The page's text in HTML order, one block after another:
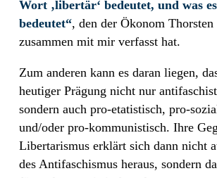
Wort ‚libertär‘ bedeutet, und was
bedeutet“, den der Ökonom
zusammen mit mir verfasst hat.
Zum anderen kann es daran liegen,
heutiger Prägung nicht nur
sondern auch pro-etatistisch, pro-
und/oder pro-kommunistisch. Ihre
Libertarismus erklärt sich dann nicht
des Antifaschismus heraus, sondern